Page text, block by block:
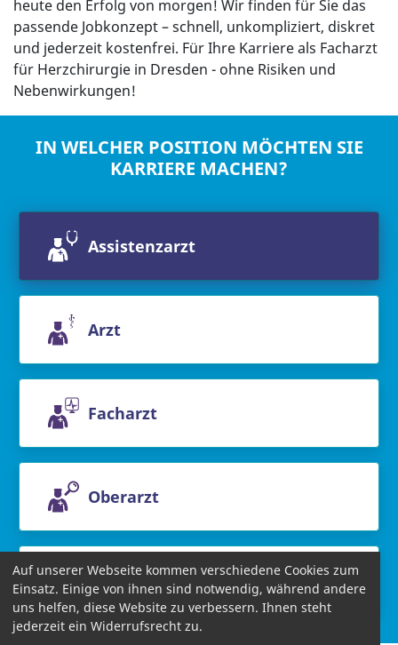
heute den Erfolg von morgen! Wir finden für Sie das
passende Jobkonzept – schnell, unkompliziert, diskret
und jederzeit kostenfrei. Für Ihre Karriere als Facharzt
für Herzchirurgie in Dresden - ohne Risiken und
Nebenwirkungen!
IN WELCHER POSITION MÖCHTEN SIE
KARRIERE MACHEN?
Assistenzarzt
Arzt
Facharzt
Oberarzt
Chefarzt
Auf unserer Webseite kommen verschiedene Cookies zum
Einsatz. Einige von ihnen sind notwendig, während andere
uns helfen, diese Website zu verbessern. Ihnen steht
jederzeit ein Widerrufsrecht zu.